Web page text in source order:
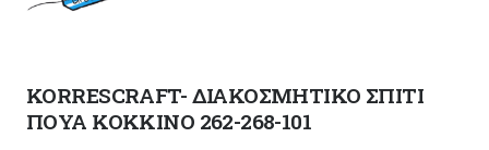
KORRESCRAFT- ΔΙΑΚΟΣΜΗΤΙΚΟ ΣΠΙΤΙ
ΠΟΥΑ ΚΟΚΚΙΝΟ 262-268-101